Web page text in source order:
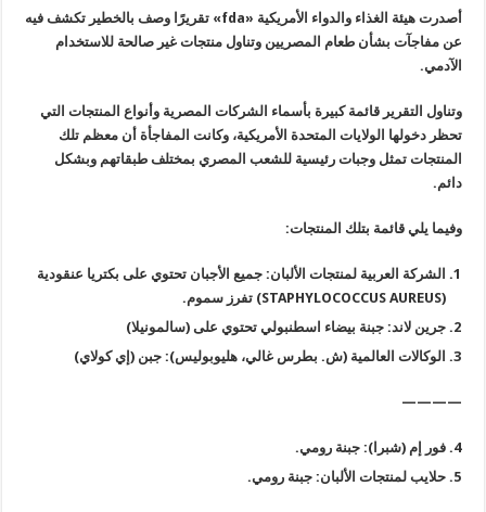
أصدرت هيئة الغذاء والدواء الأمريكية «fda»
تقريرًا وصف بالخطير تكشف فيه
عن مفاجآت بشأن طعام المصريين وتناول منتجات غير صالحة للاستخدام
الآدمي.
وتناول التقرير قائمة كبيرة بأسماء الشركات المصرية وأنواع المنتجات التي
تحظر دخولها الولايات المتحدة الأمريكية، وكانت المفاجأة أن معظم تلك
المنتجات تمثل وجبات رئيسية للشعب المصري بمختلف طبقاتهم وبشكل
دائم.
وفيما يلي قائمة بتلك المنتجات:
الشركة العربية لمنتجات الألبان: جميع الأجبان تحتوي على بكتريا عنقودية
(STAPHYLOCOCCUS AUREUS)
تفرز سموم.
جرين لاند: جبنة بيضاء اسطنبولي تحتوي على (سالمونيلا)
الوكالات العالمية (ش. بطرس غالي، هليوبوليس): جبن (إي كولاي)
————
فور إم (شبرا): جبنة رومي.
حلايب لمنتجات الألبان: جبنة رومي.